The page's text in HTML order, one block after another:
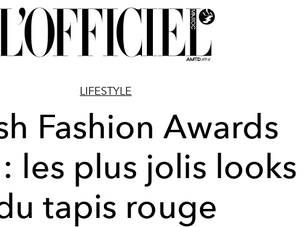
LIFESTYLE
Fashion Awards
les plus jolis looks
tapis rouge